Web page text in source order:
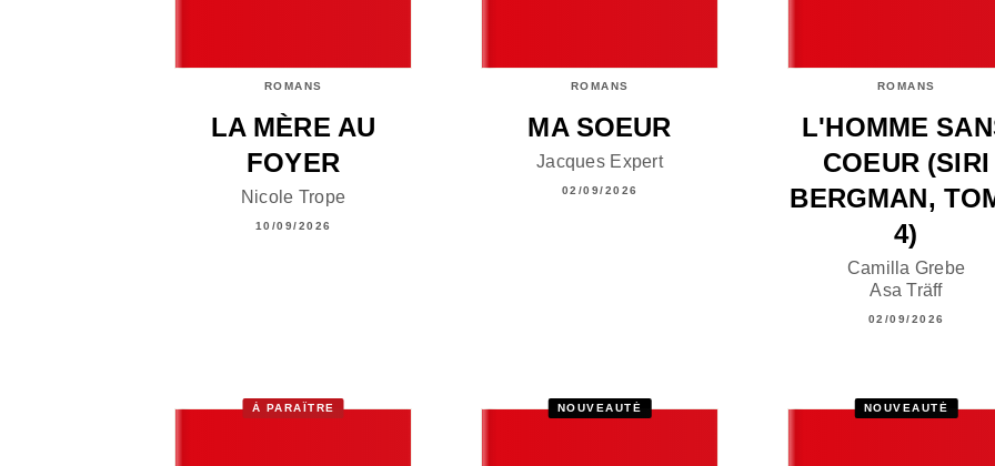
ROMANS
LA MÈRE AU
FOYER
Nicole Trope
10/09/2026
ROMANS
MA SOEUR
Jacques Expert
02/09/2026
ROMANS
L'HOMME
COEUR (SIRI
BERGMAN,
4)
Camilla Grebe
Asa Träff
02/09/2026
À PARAÎTRE NOUVEAUTÉ NOUVEAUTÉ